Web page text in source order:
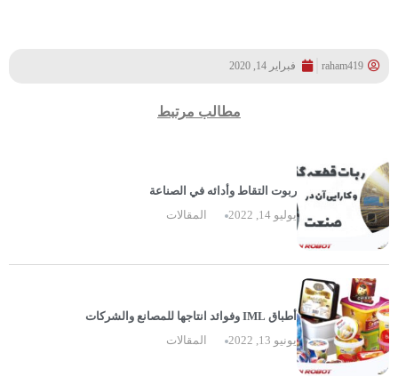
raham419 فبراير 14, 2020
مطالب مرتبط
ربوت التقاط وأدائه في الصناعة
يوليو 14, 2022
المقالات
أطباق IML وفوائد انتاجها للمصانع والشركات
يونيو 13, 2022
المقالات